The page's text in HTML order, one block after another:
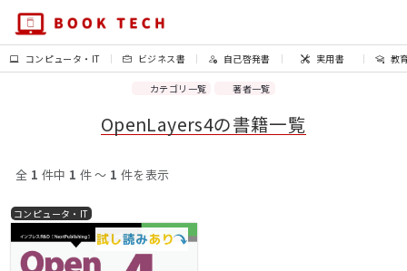
コンピュータ・IT ビジネス書 自己啓発書 実用書 教
カテゴリ一覧 著者一覧
OpenLayers4の書籍一覧
全 1 件中 1 件 〜 1 件を表示
コンピュータ・IT